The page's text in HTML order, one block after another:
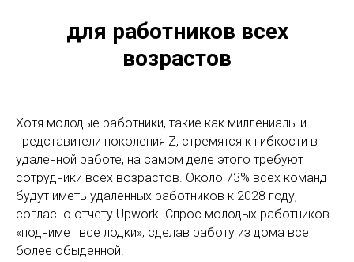
для работников всех
возрастов
Хотя молодые работники, такие как миллениалы и
представители поколения Z, стремятся к гибкости в
удаленной работе, на самом деле этого требуют
сотрудники всех возрастов. Около 73% всех команд
будут иметь удаленных работников к 2028 году,
согласно отчету Upwork. Спрос молодых работников
«поднимет все лодки», сделав работу из дома все
более обыденной.